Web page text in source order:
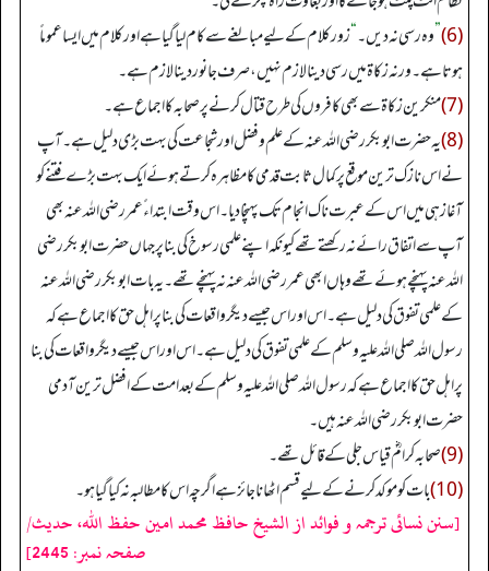
(6)
”وہ رسی نہ دیں۔“زور کلام کے لیے مبالغے سے کام لیا گیا ہے اور کلام میں ایسا عموماً
ہوتا ہے۔ ورنہ زکاۃ میں رسی دینا لازم نہیں، صرف جانور دینا لازم ہے۔
(7) منکرین زکاۃ سے بھی کافروں کی طرح قتال کرنے پر صحابہ کا اجماع ہے۔
(8) یہ حضرت ابوبکر رضی اللہ عنہ کے علم وفضل اور شجاعت کی بہت بڑی دلیل ہے۔ آپ
نے اس نازک ترین موقع پر کمال ثابت قدمی کا مظاہرہ کرتے ہوئے ایک بہت بڑے فتنے کو
آغاز ہی میں اس کے عبرت ناک انجام تک پہنچا دیا۔ اس وقت ابتداء ً عمر رضی اللہ عنہ بھی
آپ سے اتفاق رائے نہ رکھتے تھے کیونکہ اپنے علمی رسوخ کی بنا پر جہاں حضرت ابوبکر رضی
اللہ عنہ پہنچے ہوئے تھے وہاں ابھی عمر رضی اللہ عنہ نہ پہنچے تھے۔ یہ بات ابوبکر رضی اللہ عنہ
کے علمی تفوق کی دلیل ہے۔ اس اور اس جیسے دیگر واقعات کی بنا پر اہل حق کا اجماع ہے کہ
رسول اللہ صلی اللہ علیہ وسلم کے علمی تفوق کی دلیل ہے۔ اس اور اس جیسے دیگر واقعات کی بنا
پر اہل حق کا اجماع ہے کہ رسول اللہ صلی اللہ علیہ وسلم کے بعد امت کے افضل ترین آدمی
حضرت ابوبکر رضی اللہ عنہ ہیں۔
(9) صحابہ کرامؓ قیاس جلی کے قائل تھے۔
(10)
بات کو موکد کرنے کے لیے قسم اٹھانا جائز ہے اگرچہ اس کا مطالبہ نہ کیا گیا ہو۔
[سنن نسائی ترجمہ و فوائد از الشیخ حافظ محمد امین حفظ اللہ، حدیث/
صفحہ نمبر: 2445]